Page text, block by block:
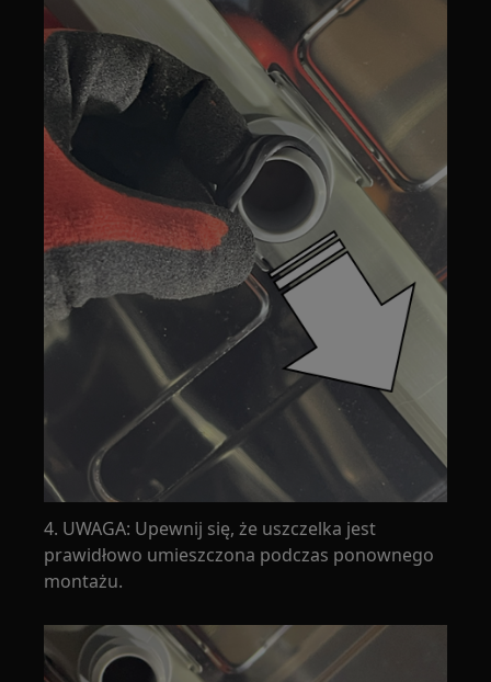
4. UWAGA: Upewnij się, że uszczelka jest
prawidłowo umieszczona podczas ponownego
montażu.